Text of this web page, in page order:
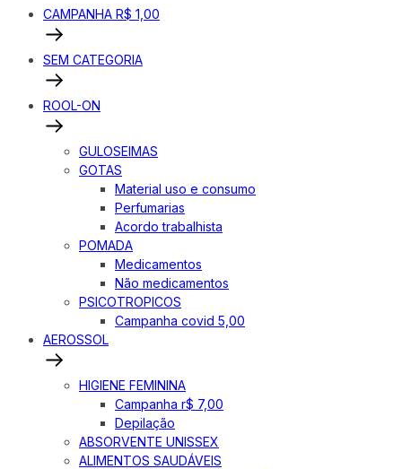
CAMPANHA R$ 1,00
SEM CATEGORIA
ROOL-ON
GULOSEIMAS
GOTAS
Material uso e consumo
Perfumarias
Acordo trabalhista
POMADA
Medicamentos
Não medicamentos
PSICOTROPICOS
Campanha covid 5,00
AEROSSOL
HIGIENE FEMININA
Campanha r$ 7,00
Depilação
ABSORVENTE UNISSEX
ALIMENTOS SAUDÁVEIS